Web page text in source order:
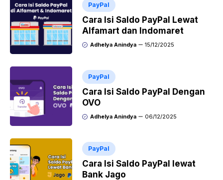
PayPal
Cara Isi Saldo PayPal Lewat
Alfamart dan Indomaret
Adhelya Anindya 15/12/2025
PayPal
Cara Isi Saldo PayPal Dengan
OVO
Adhelya Anindya 06/12/2025
PayPal
Cara Isi Saldo PayPal lewat
Bank Jago